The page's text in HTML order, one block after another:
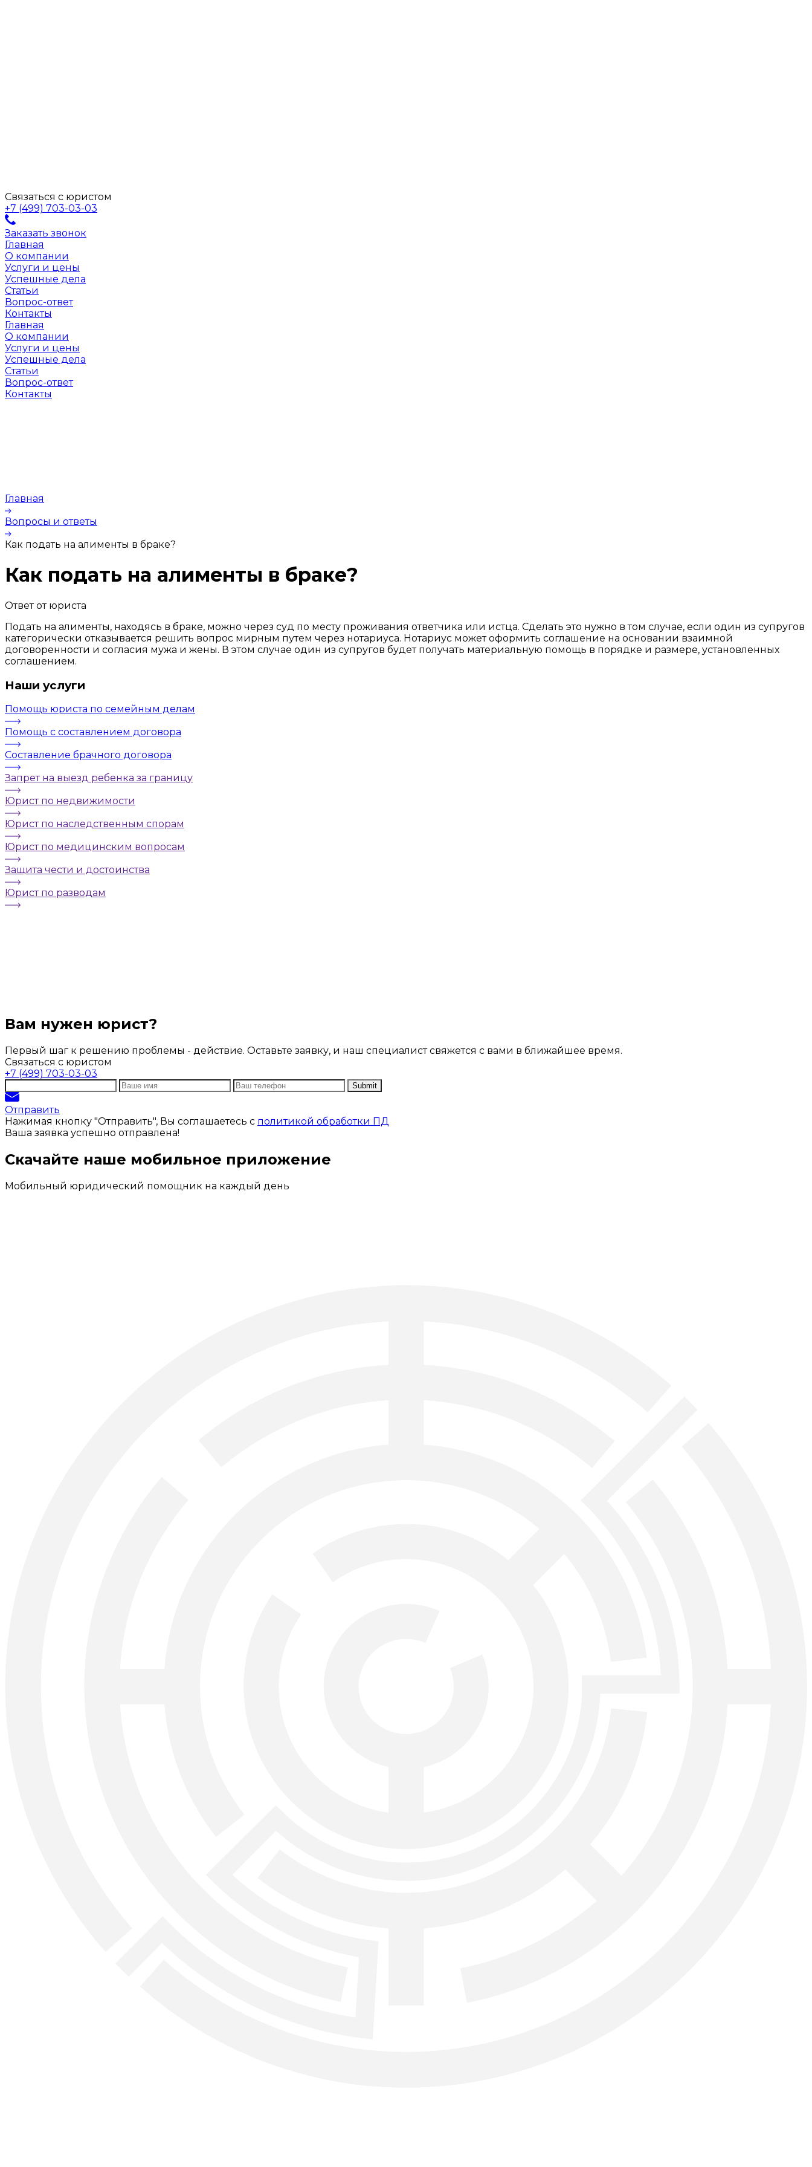
Связаться с юристом
+7 (499) 703-03-03
Заказать звонок
Главная
О компании
Услуги и цены
Успешные дела
Статьи
Вопрос-ответ
Контакты
Главная
О компании
Услуги и цены
Успешные дела
Статьи
Вопрос-ответ
Контакты
Главная
Вопросы и ответы
Как подать на алименты в браке?
Как подать на алименты в браке?
Ответ от юриста
Подать на алименты, находясь в браке, можно через суд по месту проживания ответчика или истца. Сделать это нужно в том случае, если один из супругов
категорически отказывается решить вопрос мирным путем через нотариуса. Нотариус может оформить соглашение на основании взаимной
договоренности и согласия мужа и жены. В этом случае один из супругов будет получать материальную помощь в порядке и размере, установленных
соглашением.
Наши услуги
Помощь юриста по семейным делам
Помощь с составлением договора
Составление брачного договора
Запрет на выезд ребенка за границу
Юрист по недвижимости
Юрист по наследственным спорам
Юрист по медицинским вопросам
Защита чести и достоинства
Юрист по разводам
Вам нужен юрист?
Первый шаг к решению проблемы - действие. Оставьте заявку, и наш специалист свяжется с вами в ближайшее время.
Связаться с юристом
+7 (499) 703-03-03
Отправить
Нажимая кнопку "Отправить", Вы соглашаетесь с политикой обработки ПД
Ваша заявка успешно отправлена!
Скачайте наше мобильное приложение
Мобильный юридический помощник на каждый день